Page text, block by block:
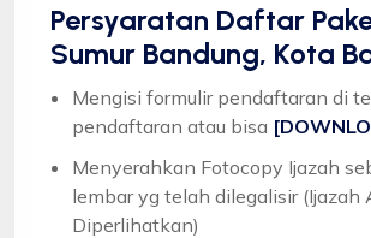
Persyaratan Daftar
Sumur Bandung, Kota
Mengisi formulir pendaftaran di
pendaftaran atau bisa
Menyerahkan Fotocopy Ijazah
lembar yg telah dilegalisir (Ijazah
Diperlihatkan)